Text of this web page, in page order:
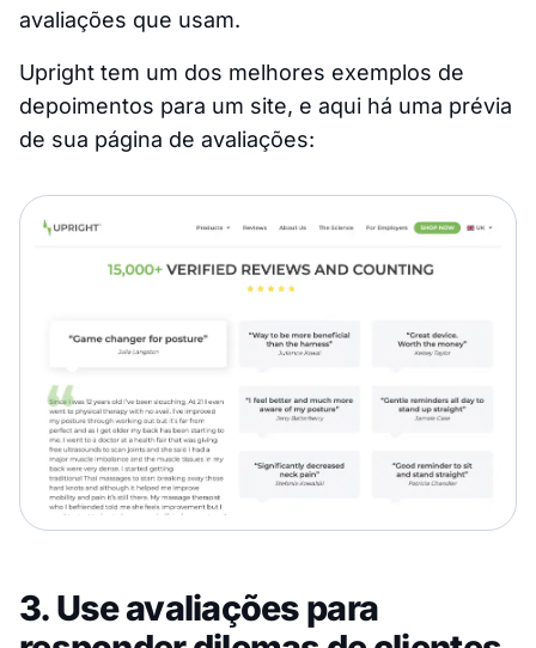
avaliações que usam.
Upright tem um dos melhores exemplos de
depoimentos para um site, e aqui há uma prévia
de sua página de avaliações:
3. Use avaliações para